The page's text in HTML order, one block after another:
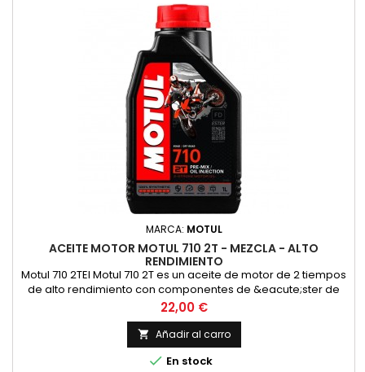
MARCA: MOTUL
ACEITE MOTOR MOTUL 710 2T - MEZCLA - ALTO
RENDIMIENTO
Motul 710 2TEl Motul 710 2T es un aceite de motor de 2 tiempos
de alto rendimiento con componentes de &eacute;ster de
alta calidad para las m&aacute;s altas exigencias en las
carreras y en la carretera en todos los motores de 2 tiempos
con inyecci&oacute;n o carburador. Adecuado para la
lubricaci&oacute;n mixta y separada. Compatible con los
modernos...
Precio
22,00 €
 Añadir al carro
 En stock